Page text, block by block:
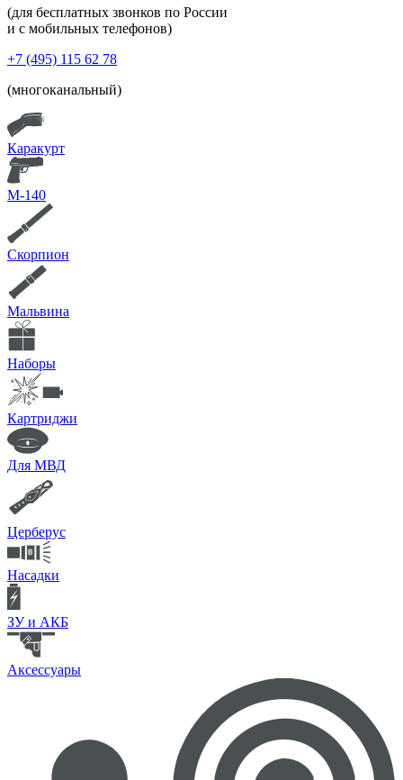
(для бесплатных звонков по России
и с мобильных телефонов)
+7 (495) 115 62 78
(многоканальный)
Каракурт
М-140
Скорпион
Мальвина
Наборы
Картриджи
Для МВД
Церберус
Насадки
ЗУ и АКБ
Аксессуары